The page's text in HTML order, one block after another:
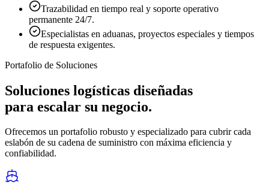
Trazabilidad en tiempo real y soporte operativo
permanente 24/7.
Especialistas en aduanas, proyectos especiales y tiempos
de respuesta exigentes.
Portafolio de Soluciones
Soluciones logísticas diseñadas
para escalar su negocio.
Ofrecemos un portafolio robusto y especializado para cubrir cada
eslabón de su cadena de suministro con máxima eficiencia y
confiabilidad.